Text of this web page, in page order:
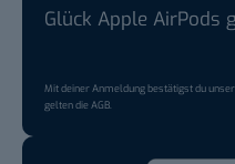
Glück Apple AirPods
Mit deiner Anmeldung bestätigst du
gelten dieAGB.